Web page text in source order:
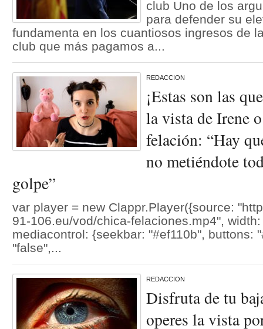
club Uno de los
para defender su
fundamenta en los cuantiosos ingresos de
club que más pagamos a...
REDACCION
¡Estas son las
la vista de Irene
felación: “Hay
no metiéndote
golpe”
var player = new Clappr.Player({source:
91-106.eu/vod/chica-felaciones.mp4",
mediacontrol: {seekbar: "#ef110b", buttons:
"false",...
REDACCION
Disfruta de tu
operes la vista